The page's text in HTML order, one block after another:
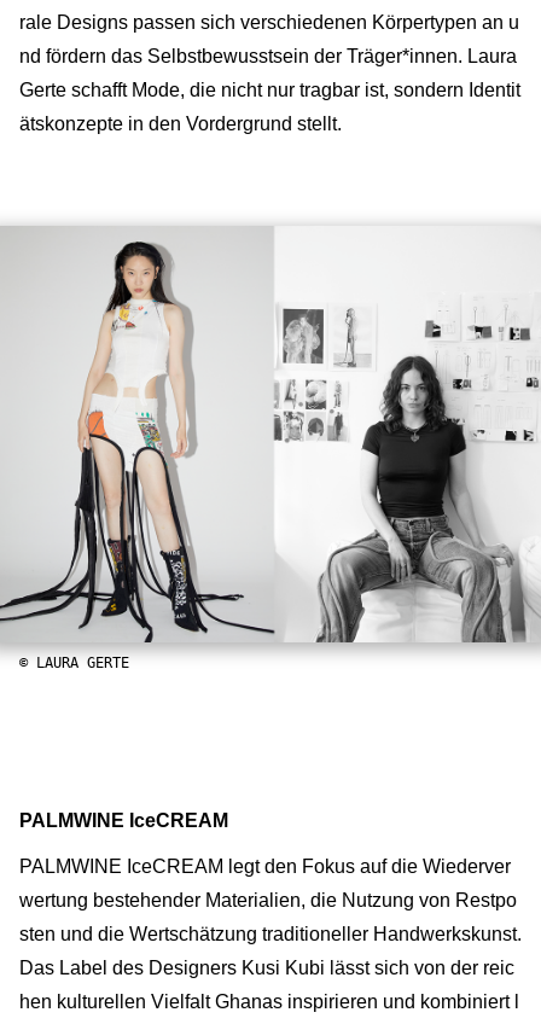
rale Designs passen sich verschiedenen Körpertypen an u
nd fördern das Selbstbewusstsein der Träger*innen. Laura
Gerte schafft Mode, die nicht nur tragbar ist, sondern Identit
ätskonzepte in den Vordergrund stellt.
© LAURA GERTE
PALMWINE IceCREAM
PALMWINE IceCREAM legt den Fokus auf die Wiederver
wertung bestehender Materialien, die Nutzung von Restpo
sten und die Wertschätzung traditioneller Handwerkskunst.
Das Label des Designers Kusi Kubi lässt sich von der reic
hen kulturellen Vielfalt Ghanas inspirieren und kombiniert l